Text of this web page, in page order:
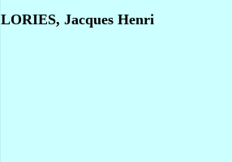
LORIES, Jacques Henri